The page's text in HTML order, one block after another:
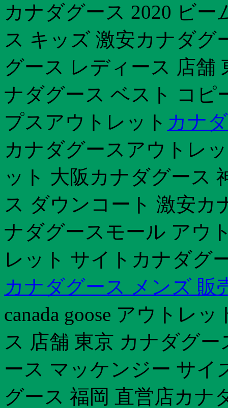
カナダグース 2020 ビ
ス キッズ 激安カナダグ
グース レディース 店舗
ナダグース ベスト コピ
プスアウトレット カナ
カナダグースアウトレ
ット 大阪カナダグース
ス ダウンコート 激安カ
ナダグースモール アウ
レット サイトカナダグ
カナダグース メンズ 販
canada goose アウトレ
ス 店舗 東京 カナダグ
ース マッケンジー サイ
グース 福岡 直営店カナ